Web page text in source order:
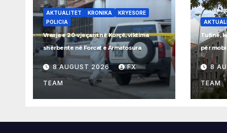
AKTUALITET KRONIKA
KRYESORE
POLICIA
Vrasja e 20-vjeçarit në Korçë, viktima
shërbente në Forcat e Armatosura
8 AUGUST 2026 FX
TEAM
Tufinë,
për
8
TEAM